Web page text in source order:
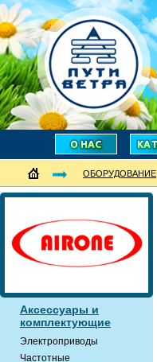
ОБОРУДОВАНИЕ
Аксессуары и
комплектующие
Электроприводы
Частотные